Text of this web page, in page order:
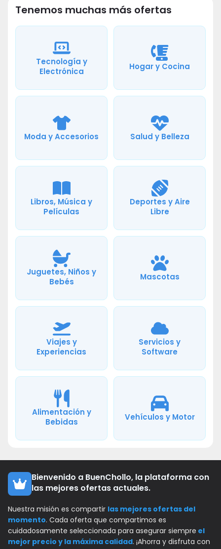
Tenemos muchas más ofertas
Tecnología y
Electrónica
Hogar y Cocina
Moda y Accesorios Salud y Belleza
Libros, Música y
Películas
Deportes y Aire
Libre
Juguetes, Niños y
Bebés
Mascotas
Viajes y
Experiencias
Servicios y
Software
Alimentación y
Bebidas
Vehículos y Motor
Bienvenido a BuenChollo, la plataforma con
las mejores ofertas actuales.
Nuestra misión es compartir las mejores ofertas del
momento. Cada oferta que compartimos es
cuidadosamente seleccionada para asegurar siempre el
mejor precio y la máxima calidad. ¡Ahorra y disfruta con